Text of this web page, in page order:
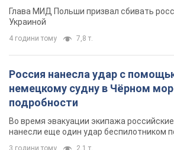
Глава МИД Польши призвал сбивать
Украиной
4 години тому 7,8 т.
Россия нанесла удар с
немецкому судну в Чёрном
подробности
Во время эвакуации экипажа
нанесли еще один удар беспилотником